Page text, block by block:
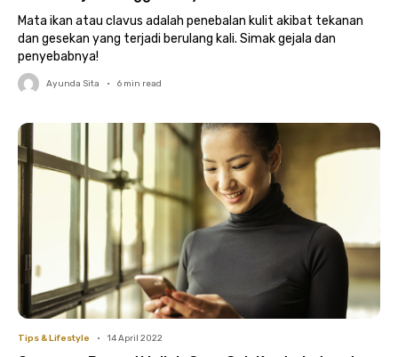
Mata ikan atau clavus adalah penebalan kulit akibat tekanan
dan gesekan yang terjadi berulang kali. Simak gejala dan
penyebabnya!
Ayunda Sita • 6 min read
Tips & Lifestyle • 14 April 2022